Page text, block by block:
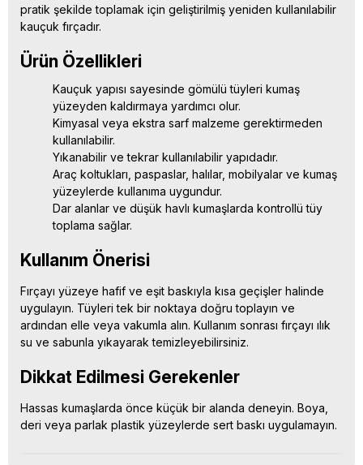
pratik şekilde toplamak için geliştirilmiş yeniden kullanılabilir
kauçuk fırçadır.
Ürün Özellikleri
Kauçuk yapısı sayesinde gömülü tüyleri kumaş
yüzeyden kaldırmaya yardımcı olur.
Kimyasal veya ekstra sarf malzeme gerektirmeden
kullanılabilir.
Yıkanabilir ve tekrar kullanılabilir yapıdadır.
Araç koltukları, paspaslar, halılar, mobilyalar ve kumaş
yüzeylerde kullanıma uygundur.
Dar alanlar ve düşük havlı kumaşlarda kontrollü tüy
toplama sağlar.
Kullanım Önerisi
Fırçayı yüzeye hafif ve eşit baskıyla kısa geçişler halinde
uygulayın. Tüyleri tek bir noktaya doğru toplayın ve
ardından elle veya vakumla alın. Kullanım sonrası fırçayı ılık
su ve sabunla yıkayarak temizleyebilirsiniz.
Dikkat Edilmesi Gerekenler
Hassas kumaşlarda önce küçük bir alanda deneyin. Boya,
deri veya parlak plastik yüzeylerde sert baskı uygulamayın.